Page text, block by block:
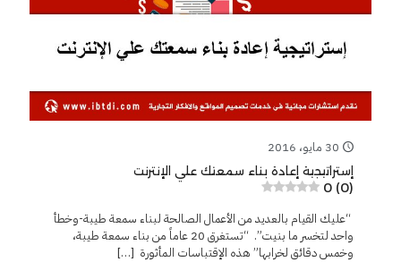
30 مايو، 2016
إستراتيجية إعادة بناء سمعتك علي الإنترنت
0 (0)
“عليك القيام بالعديد من الأعمال الصالحة لبناء سمعة طيبة-وخطأ
واحد لتخسر ما بنيت”. “تستغرق 20 عاماً من بناء سمعة طيبة،
وخمس دقائق لخرابها” هذه الإقتباسات المأثورة […]